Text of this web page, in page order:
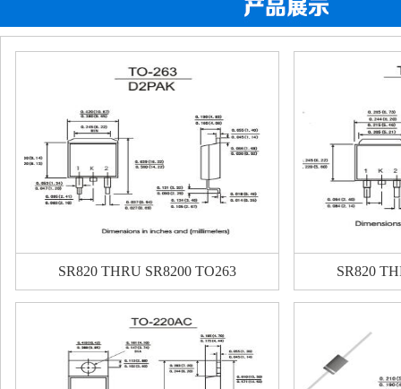
SR820 THRU SR8200 TO263 SR820